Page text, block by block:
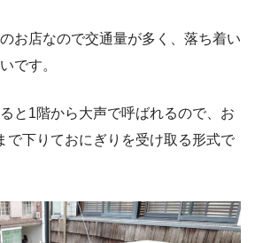
お店なので交通量が多く、落ち着い
です。
と1階から大声で呼ばれるので、お
で下りておにぎりを受け取る形式で